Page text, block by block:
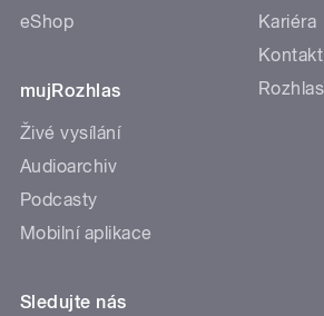
eShop
mujRozhlas
Živé vysílání
Audioarchiv
Podcasty
Mobilní aplikace
Kariéra
Kontakt
Sledujte nás